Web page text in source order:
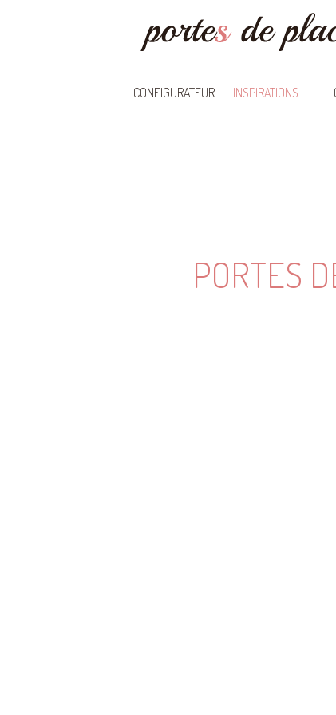
CONFIGURATEUR INSPIRATIONS
PORTES